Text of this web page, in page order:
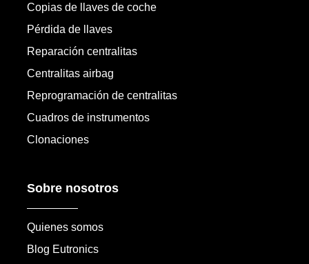
Copias de llaves de coche
Pérdida de llaves
Reparación centralitas
Centralitas airbag
Reprogramación de centralitas
Cuadros de instrumentos
Clonaciones
Sobre nosotros
Quienes somos
Blog Eutronics